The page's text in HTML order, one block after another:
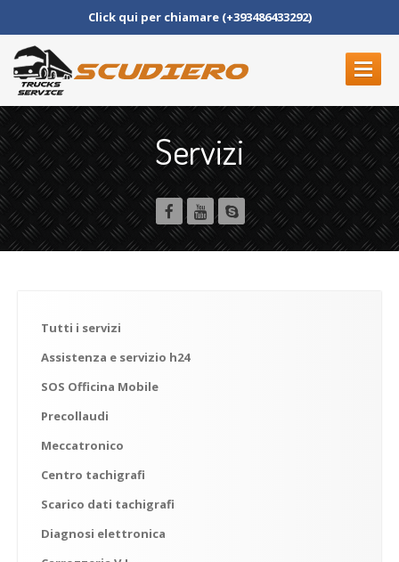
Click qui per chiamare (+393486433292)
OFFICINA
SQUADRA
SERVIZI
CONTATTI
Servizi
Tutti i servizi
Assistenza e servizio h24
SOS Officina Mobile
Precollaudi
Meccatronico
Centro tachigrafi
Scarico dati tachigrafi
Diagnosi elettronica